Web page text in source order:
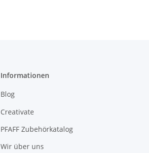
Informationen
Blog
Creativate
PFAFF Zubehörkatalog
Wir über uns